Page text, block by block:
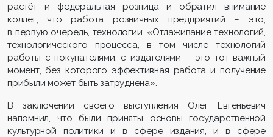
растёт и федеральная розница и обратил внимание
коллег, что работа розничных предприятий – это,
в первую очередь, технологии: «Отлаживание технологий,
технологического процесса, в том числе технологий
работы с покупателями, с издателями – это тот важный
момент, без которого эффективная работа и получение
прибыли может быть затруднена».
В заключении своего выступления Олег Евгеньевич
напомнил, что были приняты основы государственной
культурной политики и в сфере издания, и в сфере